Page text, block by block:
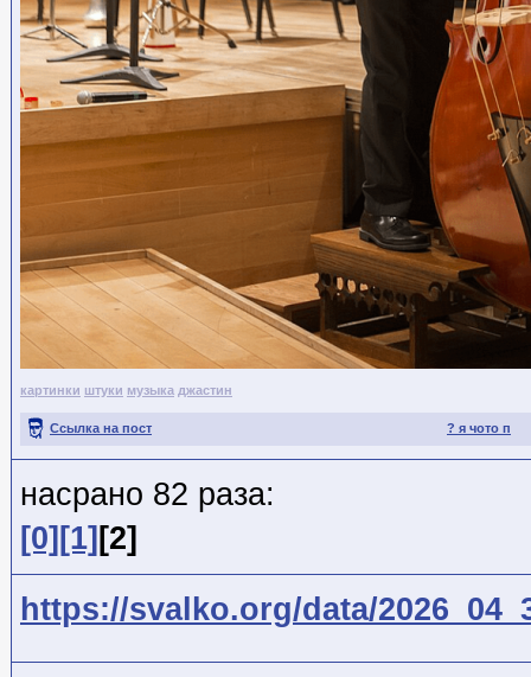
картинки штуки музыка джастин
? я чото п
Ссылка на пост
насрано 82 раза:
[0] [1] [2]
https://svalko.org/data/